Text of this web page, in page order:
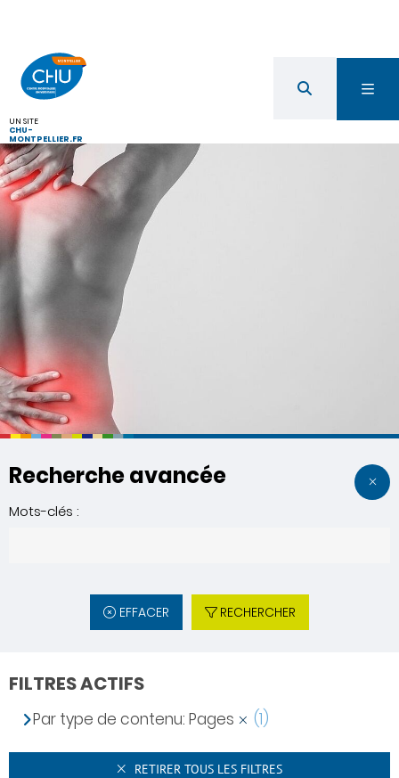
UN SITE
CHU-
MONTPELLIER.FR
Recherche avancée
Mots-clés :
EFFACER RECHERCHER
FILTRES ACTIFS
Par type de contenu: Pages (1)
RETIRER TOUS LES FILTRES